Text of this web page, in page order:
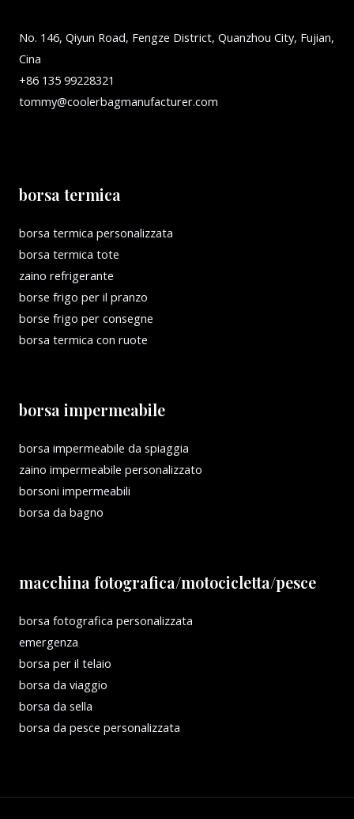
No. 146, Qiyun Road, Fengze District, Quanzhou City, Fujian,
Cina
+86 135 99228321
tommy@coolerbagmanufacturer.com
borsa termica
borsa termica personalizzata
borsa termica tote
zaino refrigerante
borse frigo per il pranzo
borse frigo per consegne
borsa termica con ruote
borsa impermeabile
borsa impermeabile da spiaggia
zaino impermeabile personalizzato
borsoni impermeabili
borsa da bagno
macchina fotografica/motocicletta/pesce
borsa fotografica personalizzata
emergenza
borsa per il telaio
borsa da viaggio
borsa da sella
borsa da pesce personalizzata